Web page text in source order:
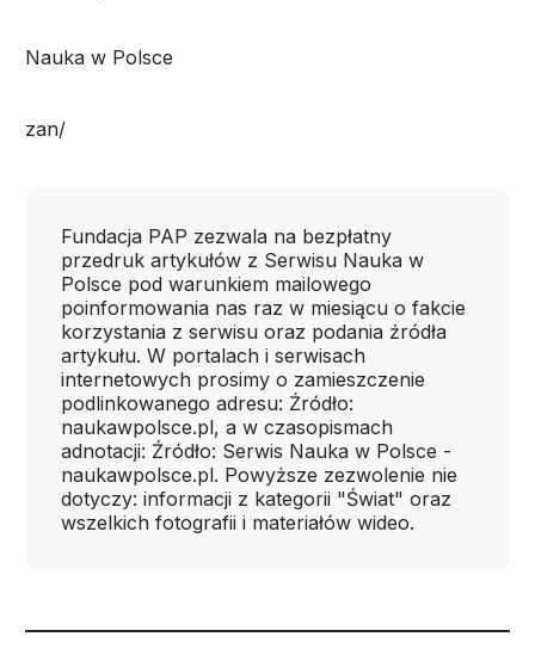
Nauka w Polsce
zan/
Fundacja PAP zezwala na bezpłatny
przedruk artykułów z Serwisu Nauka w
Polsce pod warunkiem mailowego
poinformowania nas raz w miesiącu o fakcie
korzystania z serwisu oraz podania źródła
artykułu. W portalach i serwisach
internetowych prosimy o zamieszczenie
podlinkowanego adresu: Źródło:
naukawpolsce.pl, a w czasopismach
adnotacji: Źródło: Serwis Nauka w Polsce -
naukawpolsce.pl. Powyższe zezwolenie nie
dotyczy: informacji z kategorii "Świat" oraz
wszelkich fotografii i materiałów wideo.